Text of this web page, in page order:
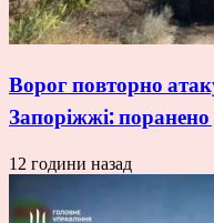
Ворог повторно
Запоріжжі:
12 години назад